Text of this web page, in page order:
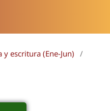
escritura (Ene-Jun)
/